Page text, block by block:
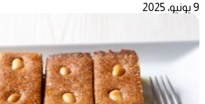
9 يونيو، 2025